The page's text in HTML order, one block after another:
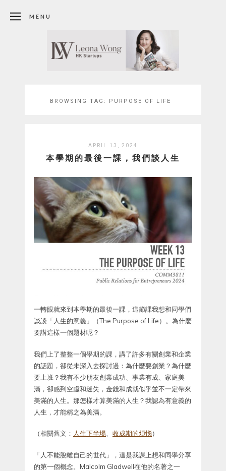
MENU
BROWSING TAG: PURPOSE OF LIFE
APRIL 13, 2024
本學期的最後一課，我們談人生
一轉眼就來到本學期的最後一課，這節課我想和同學們
談談「人生的意義」（The Purpose of Life）。為什麼
要講這樣一個題材呢？
我們上了整整一個學期的課，講了許多有關創業和企業
的話題，卻從未深入去探討過：為什麼要創業？為什麼
要上班？我有不少朋友創業成功、事業有成、家庭美
滿，卻感到空虛和迷失，金錢和成就似乎並不一定帶來
美滿的人生。那怎樣才算美滿的人生？我認為有意義的
人生，才能稱之為美滿。
（相關舊文： 人生下半場 收成期的煩惱）
「人不能脫離自己的世代」，這是我課上想和同學分享
的第一個概念。Malcolm Gladwell在他的名著之一